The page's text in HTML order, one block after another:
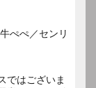
ぺぺ／センリ
ではございま